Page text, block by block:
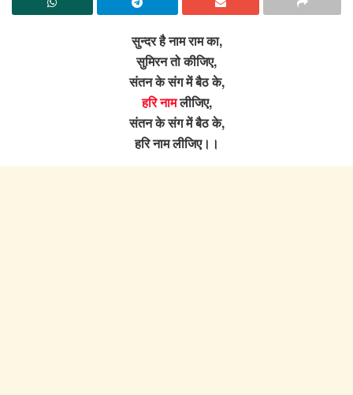
सुन्दर है नाम राम का,
सुमिरन तो कीजिए,
संतन के संग में बैठ के,
हरि नामलीजिए,
संतन के संग में बैठ के,
हरि नाम लीजिए।।